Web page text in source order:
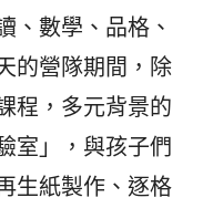
、數學、品格、
的營隊期間，除
程，多元背景的
室」，與孩子們
生紙製作、逐格